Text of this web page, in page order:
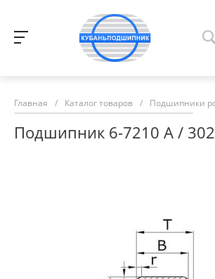
Главная / Каталог товаров / Подшипники
Подшипник 6-7210 A /